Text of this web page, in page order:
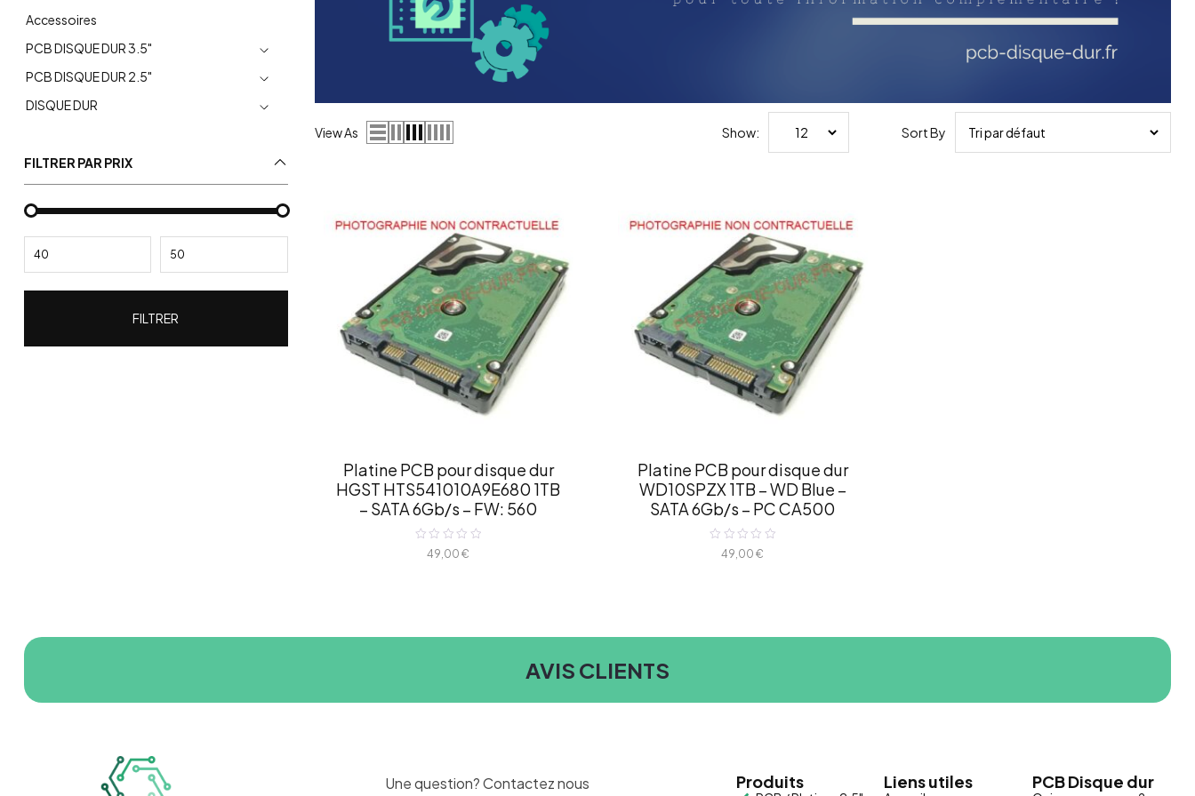
Accessoires
PCB DISQUE DUR 3.5"
PCB DISQUE DUR 2.5"
DISQUE DUR
FILTRER PAR PRIX
FILTRER
View As Show: Sort By
Platine PCB pour disque dur
HGST HTS541010A9E680 1TB
– SATA 6Gb/s – FW: 560
Note
49,00€
Platine PCB pour disque dur
WD10SPZX 1TB – WD Blue –
SATA 6Gb/s – PC CA500
Note
49,00€
AVIS CLIENTS
Une question? Contactez nous Produits Liens utiles PCB Disque dur